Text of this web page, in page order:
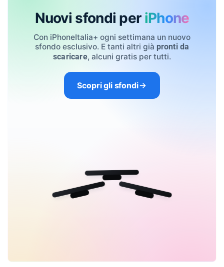
Nuovi sfondi per iPhone
Con iPhoneItalia+ ogni settimana un nuovo
sfondo esclusivo. E tanti altri già pronti da
scaricare, alcuni gratis per tutti.
Scopri gli sfondi